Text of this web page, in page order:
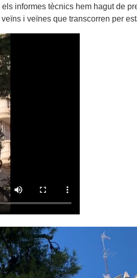
informes tècnics hem hagut de
i veïnes que transcorren per